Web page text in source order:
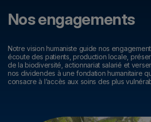
Nos engagements
Notre vision humaniste guide nos
écoute des patients, production locale,
de la biodiversité, actionnariat salarié et
nos dividendes à une fondation humanitaire
consacre à l’accès aux soins des plus